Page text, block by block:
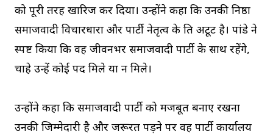
को पूरी तरह खारिज कर दिया। उन्होंने कहा कि उनकी निष्ठा
समाजवादी विचारधारा और पार्टी नेतृत्व के प्रति अटूट है। पांडे ने
स्पष्ट किया कि वह जीवनभर समाजवादी पार्टी के साथ रहेंगे,
चाहे उन्हें कोई पद मिले या न मिले।
उन्होंने कहा कि समाजवादी पार्टी को मजबूत बनाए रखना
उनकी जिम्मेदारी है और जरूरत पड़ने पर वह पार्टी कार्यालय